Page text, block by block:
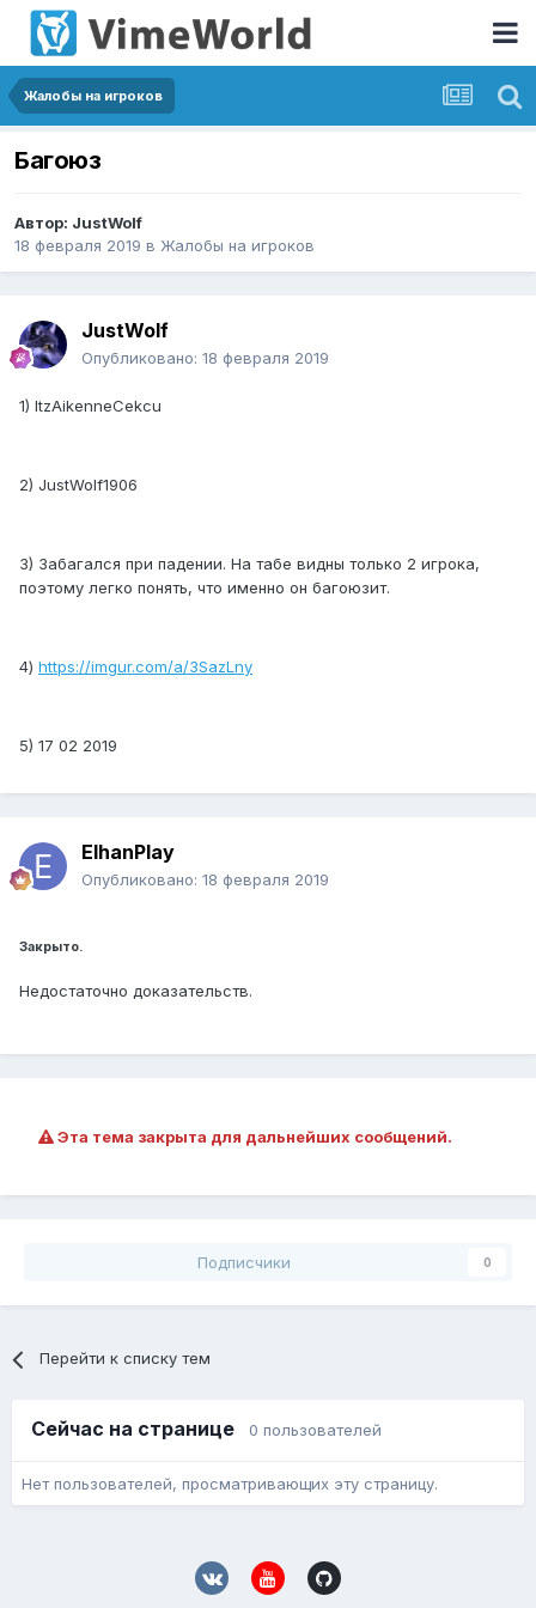
Жалобы на игроков
Багоюз
Автор: JustWolf
18 февраля 2019 в Жалобы на игроков
JustWolf
Опубликовано: 18 февраля 2019
1) ItzAikenneCekcu
2) JustWolf1906
3) Забагался при падении. На табе видны только 2 игрока,
поэтому легко понять, что именно он багоюзит.
4) https://imgur.com/a/3SazLny
5) 17 02 2019
ElhanPlay
Опубликовано: 18 февраля 2019
Закрыто.
Недостаточно доказательств.
Эта тема закрыта для дальнейших сообщений.
Подписчики 0
Перейти к списку тем
Сейчас на странице 0 пользователей
Нет пользователей, просматривающих эту страницу.